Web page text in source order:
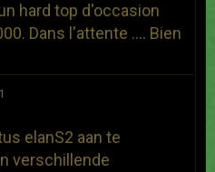
hard top d'occasion
Dans l'attente .... Bien
elanS2 aan te
verschillende